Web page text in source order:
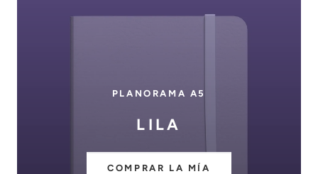
PLANORAMA A5
LILA
COMPRAR LA MÍA